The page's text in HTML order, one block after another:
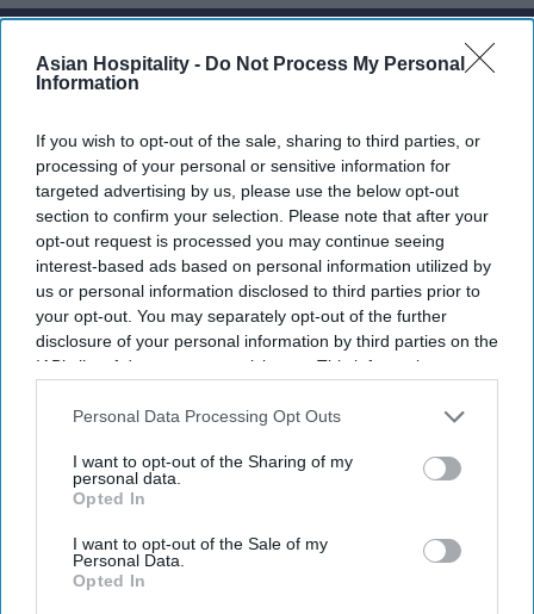
Asian Hospitality - Do Not Process My Personal
Information
If you wish to opt-out of the sale, sharing to third parties, or
processing of your personal or sensitive information for
targeted advertising by us, please use the below opt-out
section to confirm your selection. Please note that after your
opt-out request is processed you may continue seeing
interest-based ads based on personal information utilized by
us or personal information disclosed to third parties prior to
your opt-out. You may separately opt-out of the further
disclosure of your personal information by third parties on the
IAB’s list of downstream participants. This information may
Downstream Participantsthat may further disclose it to other
Personal Data Processing Opt Outs
I want to opt-out of the Sharing of my
personal data.
Opted In
I want to opt-out of the Sale of my
Personal Data.
Opted In
Newsletter
By subscribing, you agree to our Terms & Conditions.
View Terms & Conditions